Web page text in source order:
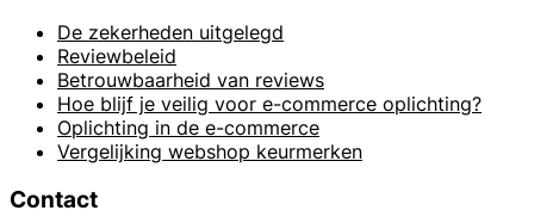
De zekerheden uitgelegd
Reviewbeleid
Betrouwbaarheid van reviews
Hoe blijf je veilig voor e-commerce oplichting?
Oplichting in de e-commerce
Vergelijking webshop keurmerken
Contact